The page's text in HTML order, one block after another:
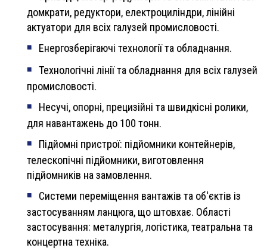
домкрати, редуктори, електроциліндри, лінійні
актуатори для всіх галузей промисловості.
Енергозберігаючі технології та обладнання.
Технологічні лінії та обладнання для всіх галузей
промисловості.
Несучі, опорні, прецизійні та швидкісні ролики,
для навантажень до 100 тонн.
Підйомні пристрої: підйомники контейнерів,
телескопічні підйомники, виготовлення
підйомників на замовлення.
Системи переміщення вантажів та об'єктів із
застосуванням ланцюга, що штовхає. Області
застосування: металургія, логістика, театральна та
концертна техніка.